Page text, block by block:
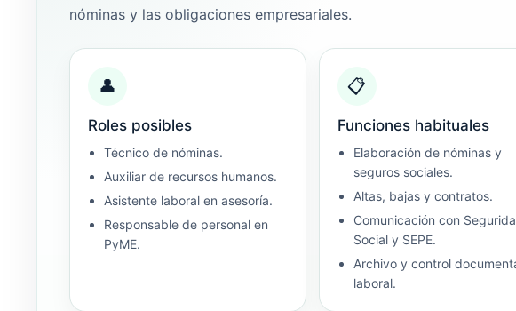
nóminas y las obligaciones empresariales.
👤
Roles posibles
Técnico de nóminas.
Auxiliar de recursos humanos.
Asistente laboral en asesoría.
Responsable de personal en
PyME.
📋
Funciones habituales
Elaboración de nóminas y
seguros sociales.
Altas, bajas y contratos.
Comunicación con
Social y SEPE.
Archivo y control
laboral.